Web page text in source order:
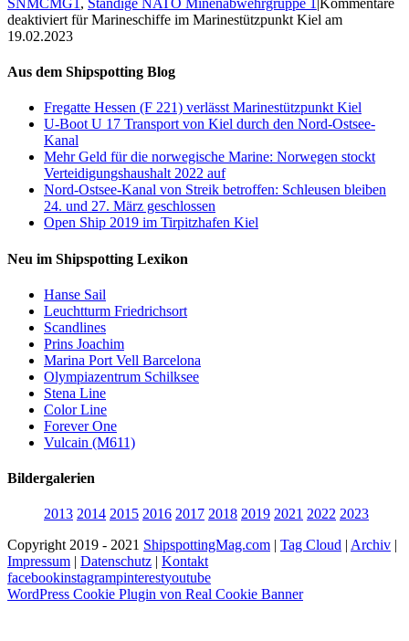
deaktiviert für Marineschiffe im Marinestützpunkt Kiel am
19.02.2023
Aus dem Shipspotting Blog
Fregatte Hessen (F 221) verlässt Marinestützpunkt Kiel
U-Boot U 17 Transport von Kiel durch den Nord-Ostsee-
Kanal
Mehr Geld für die norwegische Marine: Norwegen stockt
Verteidigungshaushalt 2022 auf
Nord-Ostsee-Kanal von Streik betroffen: Schleusen bleiben
24. und 27. März geschlossen
Open Ship 2019 im Tirpitzhafen Kiel
Neu im Shipspotting Lexikon
Hanse Sail
Leuchtturm Friedrichsort
Scandlines
Prins Joachim
Marina Port Vell Barcelona
Olympiazentrum Schilksee
Stena Line
Color Line
Forever One
Vulcain (M611)
Bildergalerien
2013 2014 2015 2016 2017 2018 2019 2021 2022 2023
Copyright 2019 - 2021 ShipspottingMag.com | Tag Cloud | Archiv |
Impressum | Datenschutz | Kontakt
facebookinstagrampinterestyoutube
WordPress Cookie Plugin von Real Cookie Banner